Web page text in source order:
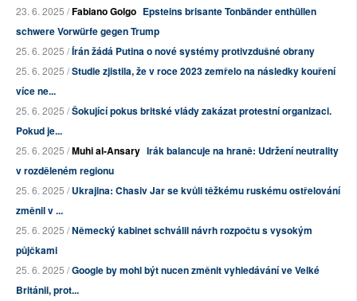
23. 6. 2025 /Fabiano Golgo Epsteins brisante Tonbänder enthüllen
schwere Vorwürfe gegen Trump
25. 6. 2025 /Írán žádá Putina o nové systémy protivzdušné obrany
25. 6. 2025 /Studie zjistila, že v roce 2023 zemřelo na následky kouření
více ne...
25. 6. 2025 /Šokující pokus britské vlády zakázat protestní organizaci.
Pokud je...
25. 6. 2025 /Muhi al-Ansary Irák balancuje na hraně: Udržení neutrality
v rozděleném regionu
25. 6. 2025 /Ukrajina: Chasiv Jar se kvůli těžkému ruskému ostřelování
změnil v ...
25. 6. 2025 /Německý kabinet schválil návrh rozpočtu s vysokým
půjčkami
25. 6. 2025 /Google by mohl být nucen změnit vyhledávání ve Velké
Británii, prot...